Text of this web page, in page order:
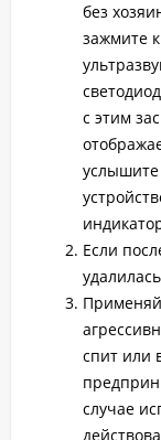
без
зажмите
с этим
услышите
Если
спит или
случае